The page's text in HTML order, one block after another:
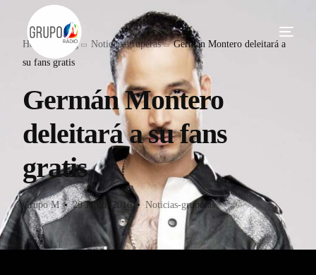
Home Blog Noticias-gruperas
Germán Montero deleitará a
su fans gratis
Germán Montero
deleitará a su fans
gratis
Grupo M 29 Junio, 2016 Noticias-gruperas